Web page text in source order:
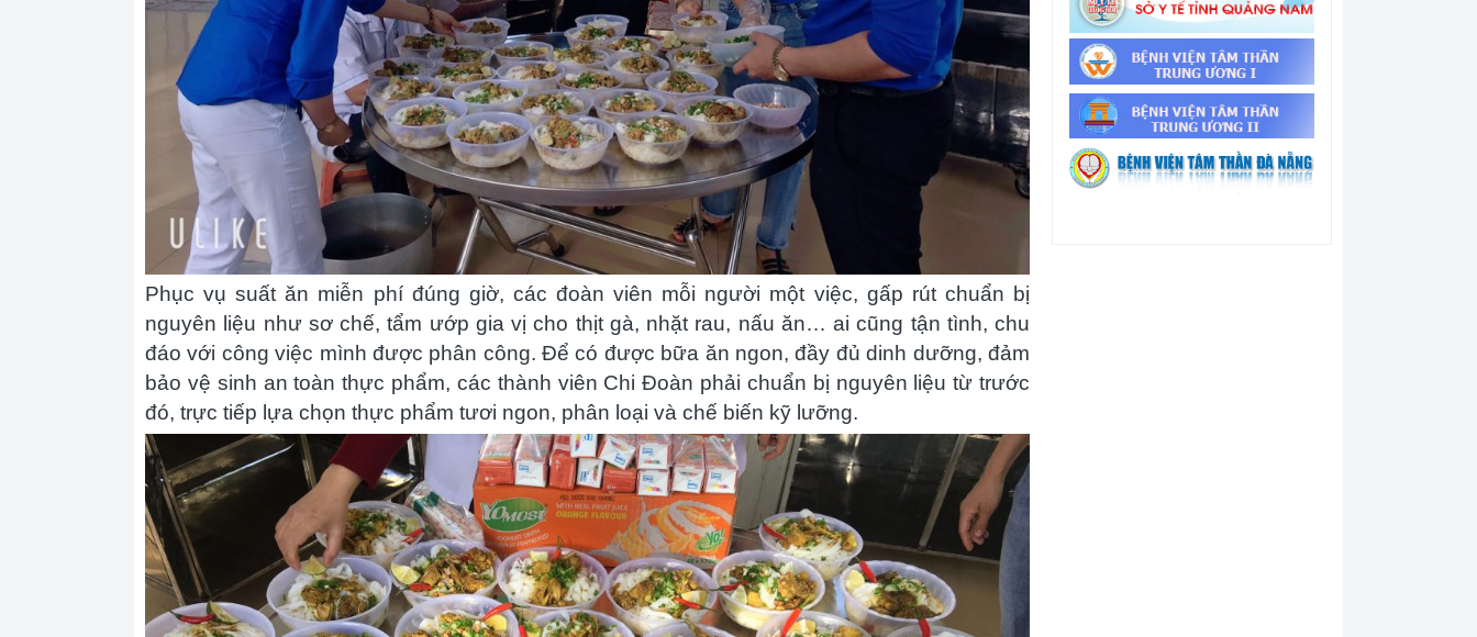
Phục vụ suất ăn miễn phí đúng giờ, các đoàn viên mỗi người một việc, gấp rút chuẩn bị
nguyên liệu như sơ chế, tẩm ướp gia vị cho thịt gà, nhặt rau, nấu ăn… ai cũng tận tình, chu
đáo với công việc mình được phân công. Để có được bữa ăn ngon, đầy đủ dinh dưỡng, đảm
bảo vệ sinh an toàn thực phẩm, các thành viên Chi Đoàn phải chuẩn bị nguyên liệu từ trước
đó, trực tiếp lựa chọn thực phẩm tươi ngon, phân loại và chế biến kỹ lưỡng.